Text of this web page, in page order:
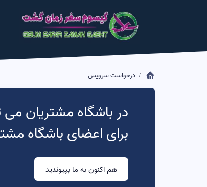
درخواست سرویس
در باشگاه مشتریان می
برای اعضای باشگاه
هم اکنون به ما بپیوندید